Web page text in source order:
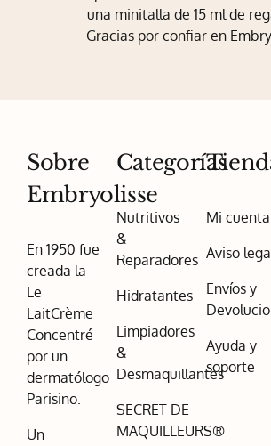
una minitalla de 15 ml de
Gracias por confiar en
Sobre
Embryolisse
En 1950 fue
creada la
Le
LaitCrème
Concentré
por un
dermatólogo
Parisino.
Un
Categorías
Nutritivos
&
Reparadores
Hidratantes
Limpiadores
&
Desmaquillantes
SECRET DE
MAQUILLEURS®
Mi cuenta
Aviso
Envíos y
Ayuda y
soporte